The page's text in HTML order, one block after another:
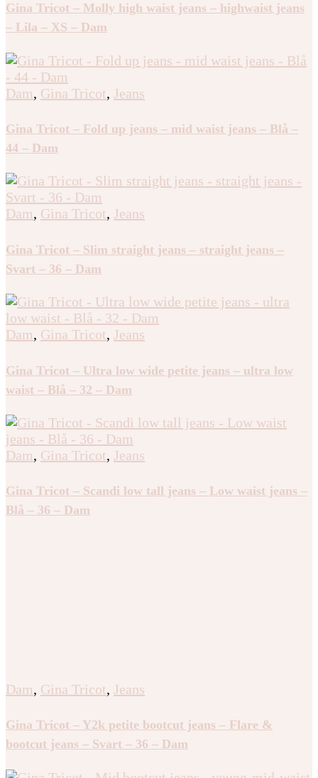
Gina Tricot – Molly high waist jeans – highwaist jeans
– Lila – XS – Dam
Dam, Gina Tricot, Jeans
Gina Tricot – Fold up jeans – mid waist jeans – Blå –
44 – Dam
Dam, Gina Tricot, Jeans
Gina Tricot – Slim straight jeans – straight jeans –
Svart – 36 – Dam
Dam, Gina Tricot, Jeans
Gina Tricot – Ultra low wide petite jeans – ultra low
waist – Blå – 32 – Dam
Dam, Gina Tricot, Jeans
Gina Tricot – Scandi low tall jeans – Low waist jeans –
Blå – 36 – Dam
Dam, Gina Tricot, Jeans
Gina Tricot – Y2k petite bootcut jeans – Flare &
bootcut jeans – Svart – 36 – Dam